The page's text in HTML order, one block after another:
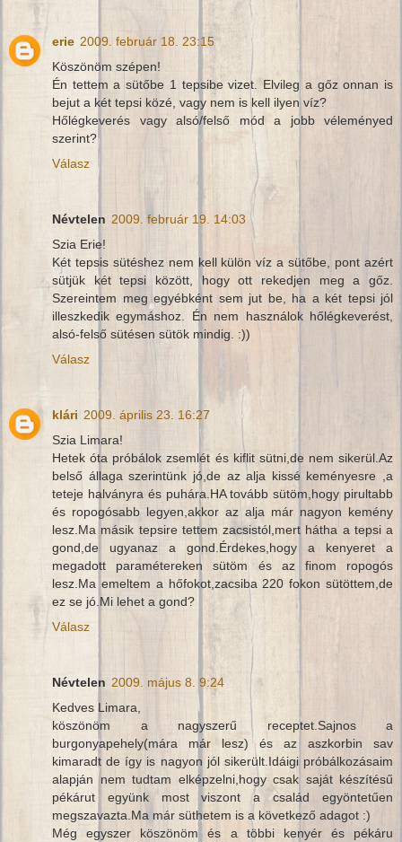
erie 2009. február 18. 23:15
Köszönöm szépen!
Én tettem a sütőbe 1 tepsibe vizet. Elvileg a gőz onnan is
bejut a két tepsi közé, vagy nem is kell ilyen víz?
Hőlégkeverés vagy alsó/felső mód a jobb véleményed
szerint?
Válasz
Névtelen 2009. február 19. 14:03
Szia Erie!
Két tepsis sütéshez nem kell külön víz a sütőbe, pont azért
sütjük két tepsi között, hogy ott rekedjen meg a gőz.
Szereintem meg egyébként sem jut be, ha a két tepsi jól
illeszkedik egymáshoz. Én nem használok hőlégkeverést,
alsó-felső sütésen sütök mindig. :))
Válasz
klári 2009. április 23. 16:27
Szia Limara!
Hetek óta próbálok zsemlét és kiflit sütni,de nem sikerül.Az
belső állaga szerintünk jó,de az alja kissé keményesre ,a
teteje halványra és puhára.HA tovább sütöm,hogy pirultabb
és ropogósabb legyen,akkor az alja már nagyon kemény
lesz.Ma másik tepsire tettem zacsistól,mert hátha a tepsi a
gond,de ugyanaz a gond.Érdekes,hogy a kenyeret a
megadott paramétereken sütöm és az finom ropogós
lesz.Ma emeltem a hőfokot,zacsiba 220 fokon sütöttem,de
ez se jó.Mi lehet a gond?
Válasz
Névtelen 2009. május 8. 9:24
Kedves Limara,
köszönöm a nagyszerű receptet.Sajnos a
burgonyapehely(mára már lesz) és az aszkorbin sav
kimaradt de így is nagyon jól sikerült.Idáigi próbálkozásaim
alapján nem tudtam elképzelni,hogy csak saját készítésű
pékárut együnk most viszont a család egyöntetűen
megszavazta.Ma már süthetem is a következő adagot :)
Még egyszer köszönöm és a többi kenyér és pékáru